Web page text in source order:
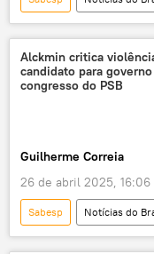
Geraldo Alckmin
Tarcísio de Freitas
energia elétrica
Alckmin critica
candidato para
congresso do PSB
Guilherme Correia
26 de abril 2025, 16:06
Sabesp Notícias do
Geraldo Alckmin